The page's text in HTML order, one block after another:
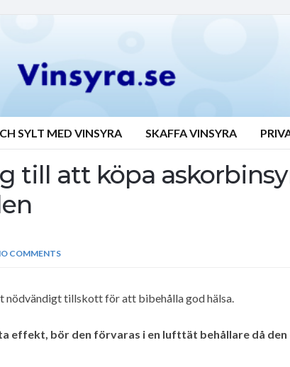
SYLT MED VINSYRA SKAFFA VINSYRA
till att köpa
COMMENTS
nödvändigt tillskott för att bibehålla god hälsa.
effekt, bör den förvaras i en lufttät behållare då den